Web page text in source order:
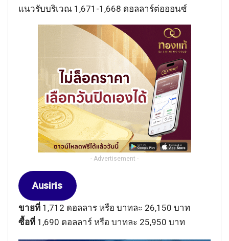
แนวรับบริเวณ 1,671-1,668 ดอลลาร์ต่อออนซ์
- Advertisement -
Ausiris
ขายที่ 1,712 ดอลลาร หรือ บาทละ 26,150 บาท
ซื้อที่ 1,690 ดอลลาร์ หรือ บาทละ 25,950 บาท